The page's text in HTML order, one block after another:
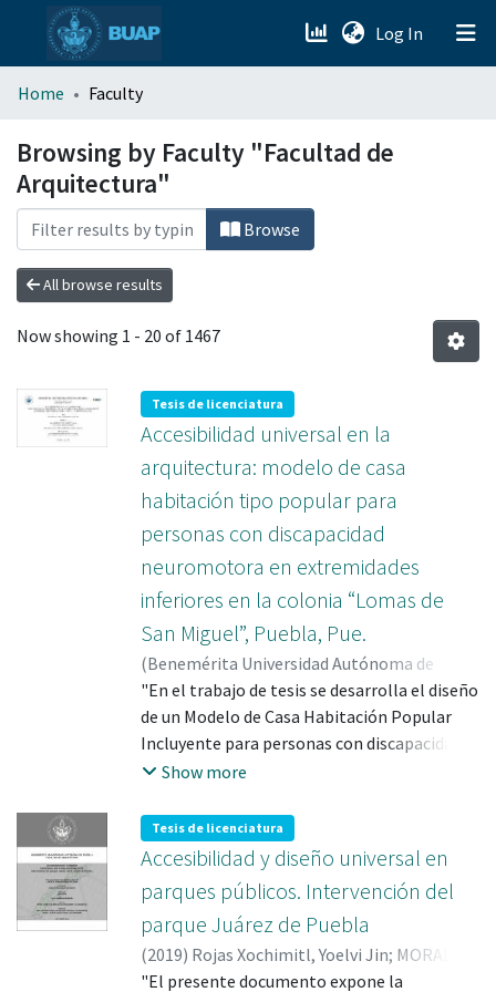
Log In (current)
menu.section.about_menu
All of DSpace
Home Faculty
Browsing by Faculty "Facultad de
Arquitectura"
Browse
All browse results
Now showing 1 - 20 of 1467
Tesis de licenciatura
Accesibilidad universal en la
arquitectura: modelo de casa
habitación tipo popular para
personas con discapacidad
neuromotora en extremidades
inferiores en la colonia “Lomas de
San Miguel”, Puebla, Pue.
(Benemérita Universidad Autónoma de
Puebla,2022-04) Báez Guzmán, Carla;
Betanzos Fernández, Juan Emmanuel;
Téllez López, Cheny Athziry;VAZQUEZ
TORRES, MARIA DEL RAYO; 508248
"En el trabajo de tesis se desarrolla el diseño
de un Modelo de Casa Habitación Popular
Incluyente para personas con discapacidad
neuromotora temporal o permanente de las
de San Miguel del municipio de Puebla. Es un
trabajo que beneficiará y concientizará por
una mejor cultura sobre la accesibilidad
universal y la discapacidad al sector
inmobiliario, a la sociedad, a las personas
con discapacidad, a los alumnos de
arquitectura y a las instituciones de
Show more
Tesis de licenciatura
Accesibilidad y diseño universal en
parques públicos. Intervención del
parque Juárez de Puebla
(2019) Rojas Xochimitl, Yoelvi Jin; MORALES
HERNANDEZ, JOSE LUIS; 295879
"El presente documento expone la